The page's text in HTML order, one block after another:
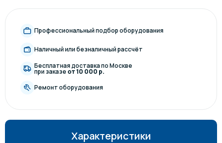
Профессиональный подбор оборудования
Наличный или безналичный рассчёт
Бесплатная доставка по Москве
при заказе от 10 000 р.
Ремонт оборудования
Характеристики